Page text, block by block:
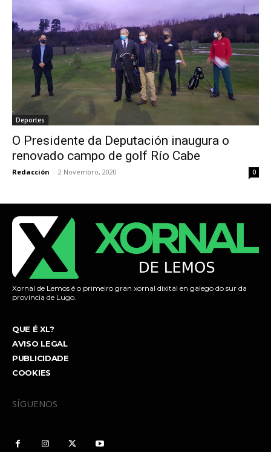
Deportes
O Presidente da Deputación inaugura o
renovado campo de golf Río Cabe
Redacción - 2 Novembro, 2020 0
Xornal de Lemos é o primeiro gran xornal dixital en galego do sur da
provincia de Lugo.
QUE É XL?
AVISO LEGAL
PUBLICIDADE
COOKIES
SÍGUENOS